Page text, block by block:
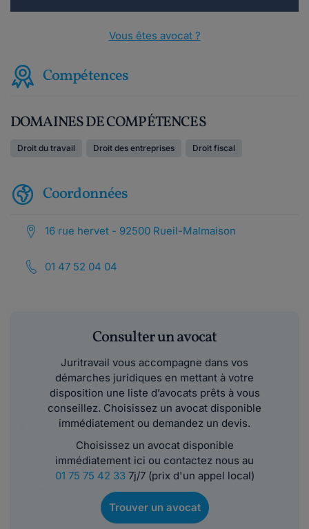
Vous êtes avocat ?
Compétences
DOMAINES DE COMPÉTENCES
Droit du travail Droit des entreprises Droit fiscal
Coordonnées
16 rue hervet - 92500 Rueil-Malmaison
01 47 52 04 04
Consulter un avocat
Juritravail vous accompagne dans vos
démarches juridiques en mettant à votre
disposition une liste d’avocats prêts à vous
conseillez. Choisissez un avocat disponible
immédiatement ou demandez un devis.
Choisissez un avocat disponible
immédiatement ici ou contactez nous au
01 75 75 42 337j/7 (prix d'un appel local)
Trouver un avocat